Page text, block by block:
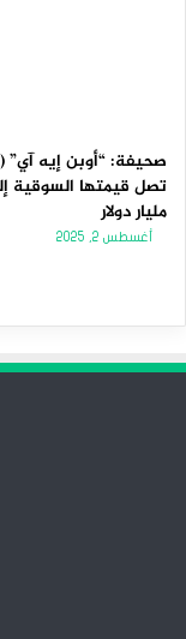
مليار دولار
أغسطس 2, 2025